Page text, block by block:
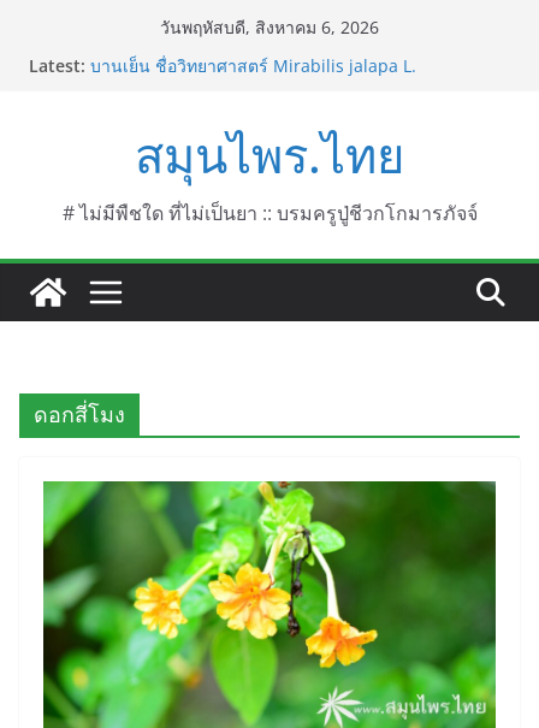
วันพฤหัสบดี, สิงหาคม 6, 2026
Latest: บานเย็น ชื่อวิทยาศาสตร์ Mirabilis jalapa L.
บานไม่รู้โรยไฟเออร์เวิร์ค ชื่อวิทยาศาสตร์ Gomphrena
pulchella L. (Firework)
บานไม่รู้โรยป่า ชื่อวิทยาศาสตร์ Gomphrena
celosioides Mart.
สมุนไพร.ไทย
# ไม่มีพืชใด ที่ไม่เป็นยา :: บรมครูปู่ชีวกโกมารภัจจ์
ดอกสี่โมง